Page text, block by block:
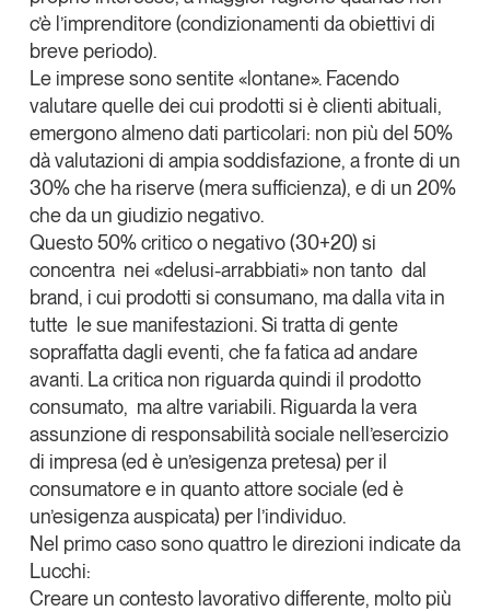
c’è l’imprenditore (condizionamenti da obiettivi di
breve periodo).
Le imprese sono sentite «lontane».Facendo
valutare quelle dei cui prodotti si è clienti abituali,
emergono almeno dati particolari: non più del 50%
dà valutazioni di ampia soddisfazione, a fronte di un
30% che ha riserve (mera sufficienza), e di un 20%
che da un giudizio negativo.
Questo 50% critico o negativo (30+20) si
concentra nei «delusi-arrabbiati» non tanto dal
brand, i cui prodotti si consumano, ma dalla vita in
tutte le sue manifestazioni. Si tratta di gente
sopraffatta dagli eventi, che fa fatica ad andare
avanti. La critica non riguarda quindi il prodotto
consumato, ma altre variabili. Riguarda la vera
assunzione di responsabilità sociale nell’esercizio
di impresa (ed è un’esigenza pretesa) per il
consumatore e in quanto attore sociale (ed è
un’esigenza auspicata) per l’individuo.
Nel primo caso sono quattro le direzioni indicate da
Lucchi:
Creare un contesto lavorativodifferente, molto più